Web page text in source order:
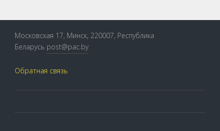
Московская 17, Минск, 220007, Республика
Беларусь post@pac.by
Обратная связь